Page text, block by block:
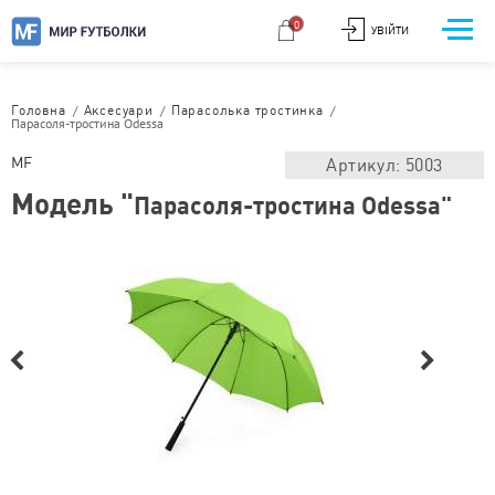
УВІЙТИ
0
Головна / Аксесуари / Парасолька тростинка /
Парасоля-тростина Odessa
MF Артикул: 5003
Модель "Парасоля-тростина Odessa"